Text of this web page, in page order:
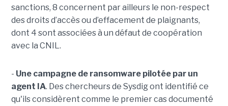
sanctions, 8 concernent par ailleurs le non-respect
des droits d’accès ou d’effacement de plaignants,
dont 4 sont associées à un défaut de coopération
avec la CNIL.
- Une campagne de ransomware pilotée par un
agent IA. Des chercheurs de Sysdig ont identifié ce
qu'ils considèrent comme le premier cas documenté